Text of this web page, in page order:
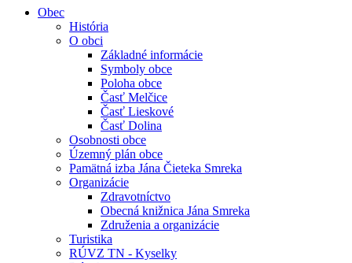
Obec
História
O obci
Základné informácie
Symboly obce
Poloha obce
Časť Melčice
Časť Lieskové
Časť Dolina
Osobnosti obce
Územný plán obce
Pamätná izba Jána Čieteka Smreka
Organizácie
Zdravotníctvo
Obecná knižnica Jána Smreka
Združenia a organizácie
Turistika
RÚVZ TN - Kyselky